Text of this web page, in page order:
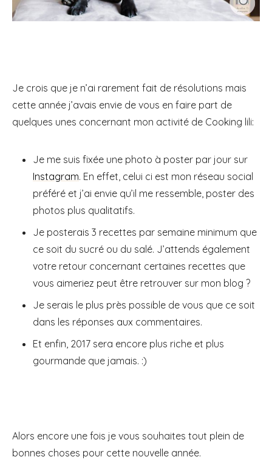
Je crois que je n’ai rarement fait de résolutions mais
cette année j’avais envie de vous en faire part de
quelques unes concernant mon activité de Cooking lili:
Je me suis fixée une photo à poster par jour sur
Instagram. En effet, celui ci est mon réseau social
préféré et j’ai envie qu’il me ressemble, poster des
photos plus qualitatifs.
Je posterais 3 recettes par semaine minimum que
ce soit du sucré ou du salé. J’attends également
votre retour concernant certaines recettes que
vous aimeriez peut être retrouver sur mon blog ?
Je serais le plus près possible de vous que ce soit
dans les réponses aux commentaires.
Et enfin, 2017 sera encore plus riche et plus
gourmande que jamais. :)
Alors encore une fois je vous souhaites tout plein de
bonnes choses pour cette nouvelle année.